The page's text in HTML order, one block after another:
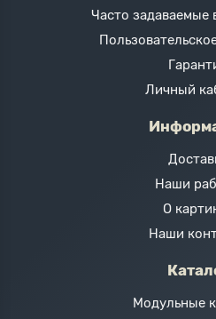
Часто задаваемые
Личный
Наши
О
Наши
Модульные